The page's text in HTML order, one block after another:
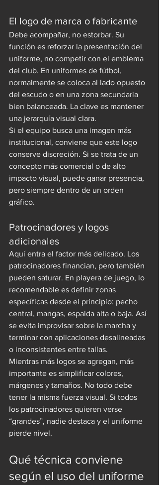
El logo de marca o fabricante
Debe acompañar, no estorbar. Su
función es reforzar la presentación del
uniforme, no competir con el emblema
del club. En uniformes de fútbol,
normalmente se coloca al lado opuesto
del escudo o en una zona secundaria
bien balanceada. La clave es mantener
una jerarquía visual clara.
Si el equipo busca una imagen más
institucional, conviene que este logo
conserve discreción. Si se trata de un
concepto más comercial o de alto
impacto visual, puede ganar presencia,
pero siempre dentro de un orden
gráfico.
Patrocinadores y logos
adicionales
Aquí entra el factor más delicado. Los
patrocinadores financian, pero también
pueden saturar. En playera de juego, lo
recomendable es definir zonas
específicas desde el principio: pecho
central, mangas, espalda alta o baja. Así
se evita improvisar sobre la marcha y
terminar con aplicaciones desalineadas
o inconsistentes entre tallas.
Mientras más logos se agregan, más
importante es simplificar colores,
márgenes y tamaños. No todo debe
tener la misma fuerza visual. Si todos
los patrocinadores quieren verse
“grandes”, nadie destaca y el uniforme
pierde nivel.
Qué técnica conviene
según el uso del uniforme